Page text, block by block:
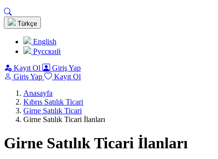
Türkçe
English
Pусский
Kayıt Ol
Giriş Yap
Giriş Yap
Kayıt Ol
Anasayfa
Kıbrıs Satılık Ticari
Girne Satılık Ticari
Girne Satılık Ticari İlanları
Girne Satılık Ticari İlanları